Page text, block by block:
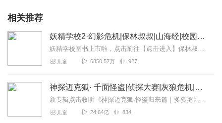
相关推荐
妖精学校2·幻影危机|保林叔叔|山海经|校园冒险
妖精学校图书上市啦，点击前往【点击进入】保林叔叔封神宇宙故事圈，神仙老友等你来玩！故事小助手：柚子姐姐：baolinss榴莲哥哥：baolinss168保林叔...
儿童 6850.57万 927
神探迈克狐· 千面怪盗|侦探大赛|灰狼危机|多多罗
新专辑点击收听《神探迈克狐·怪盗归来篇｜多多罗》！！！>>>点击进入主播橱窗购买《神探迈克狐》系列图书吧!<<<多多罗故事【点击前往】收听多多罗其他好玩有趣的故...
儿童 24.64亿 834